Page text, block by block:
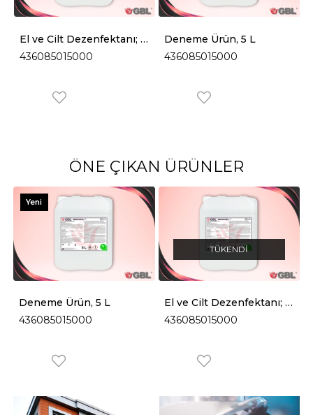
El ve Cilt Dezenfektanı; Jel, 5 L
436085015000
Deneme Ürün, 5 L
436085015000
ÖNE ÇIKAN ÜRÜNLER
Deneme Ürün, 5 L
436085015000
Yeni
TÜKENDI
El ve Cilt Dezenfektanı; Jel, 5 L
436085015000